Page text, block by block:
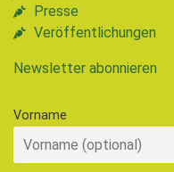
Presse
Veröffentlichungen
Newsletter abonnieren
Vorname